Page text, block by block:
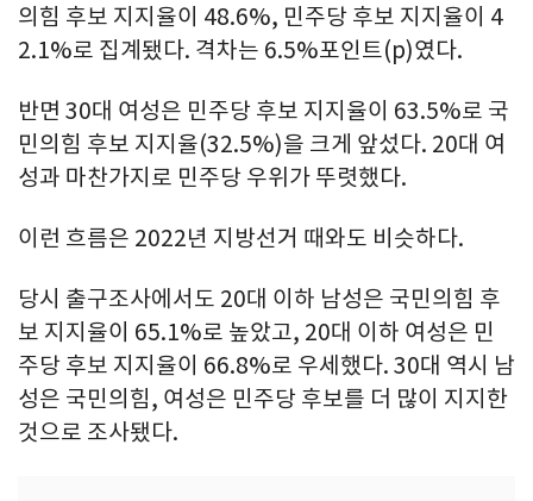
의힘 후보 지지율이 48.6%, 민주당 후보 지지율이 4
2.1%로 집계됐다. 격차는 6.5%포인트(p)였다.
반면 30대 여성은 민주당 후보 지지율이 63.5%로 국
민의힘 후보 지지율(32.5%)을 크게 앞섰다. 20대 여
성과 마찬가지로 민주당 우위가 뚜렷했다.
이런 흐름은 2022년 지방선거 때와도 비슷하다.
당시 출구조사에서도 20대 이하 남성은 국민의힘 후
보 지지율이 65.1%로 높았고, 20대 이하 여성은 민
주당 후보 지지율이 66.8%로 우세했다. 30대 역시 남
성은 국민의힘, 여성은 민주당 후보를 더 많이 지지한
것으로 조사됐다.